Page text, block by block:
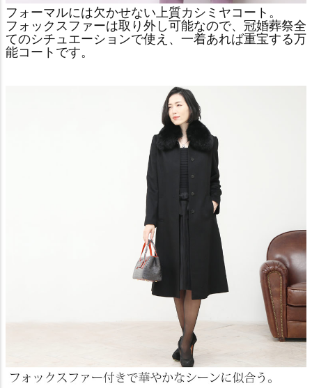
フォーマルには欠かせない上質カシミヤコート。
フォックスファーは取り外し可能なので、冠婚葬祭全
てのシチュエーションで使え、一着あれば重宝する万
能コートです。